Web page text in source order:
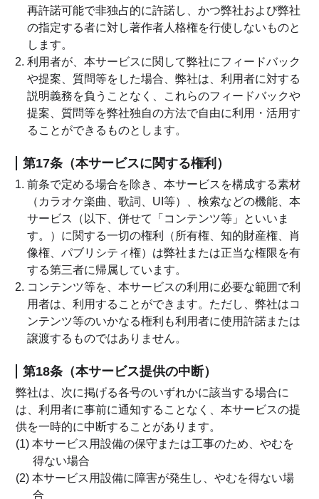
再許諾可能で非独占的に許諾し、かつ弊社および弊社
の指定する者に対し著作者人格権を行使しないものと
します。
利用者が、本サービスに関して弊社にフィードバック
や提案、質問等をした場合、弊社は、利用者に対する
説明義務を負うことなく、これらのフィードバックや
提案、質問等を弊社独自の方法で自由に利用・活用す
ることができるものとします。
第17条（本サービスに関する権利）
前条で定める場合を除き、本サービスを構成する素材
（カラオケ楽曲、歌詞、UI等）、検索などの機能、本
サービス（以下、併せて「コンテンツ等」といいま
す。）に関する一切の権利（所有権、知的財産権、肖
像権、パブリシティ権）は弊社または正当な権限を有
する第三者に帰属しています。
コンテンツ等を、本サービスの利用に必要な範囲で利
用者は、利用することができます。ただし、弊社はコ
ンテンツ等のいかなる権利も利用者に使用許諾または
譲渡するものではありません。
第18条（本サービス提供の中断）
弊社は、次に掲げる各号のいずれかに該当する場合に
は、利用者に事前に通知することなく、本サービスの提
供を一時的に中断することがあります。
(1) 本サービス用設備の保守または工事のため、やむを
得ない場合
(2) 本サービス用設備に障害が発生し、やむを得ない場
合